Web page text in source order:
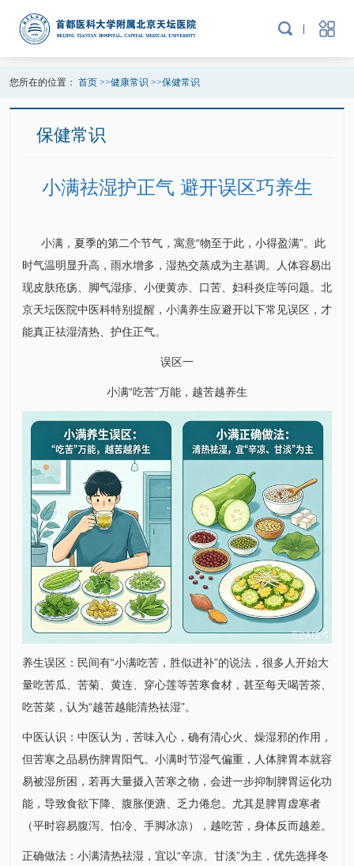
您所在的位置： 首页>>健康常识 >>保健常识
保健常识
小满祛湿护正气 避开误区巧养生
小满，夏季的第二个节气，寓意“物至于此，小得盈满”。此
时气温明显升高，雨水增多，湿热交蒸成为主基调。人体容易出
现皮肤疮疡、脚气湿疹、小便黄赤、口苦、妇科炎症等问题。北
京天坛医院中医科特别提醒，小满养生应避开以下常见误区，才
能真正祛湿清热、护住正气。
误区一
小满“吃苦”万能，越苦越养生
养生误区：民间有“小满吃苦，胜似进补”的说法，很多人开始大
量吃苦瓜、苦菊、黄连、穿心莲等苦寒食材，甚至每天喝苦茶、
吃苦菜，认为“越苦越能清热祛湿”。
中医认识：中医认为，苦味入心，确有清心火、燥湿邪的作用，
但苦寒之品易伤脾胃阳气。小满时节湿气偏重，人体脾胃本就容
易被湿所困，若再大量摄入苦寒之物，会进一步抑制脾胃运化功
能，导致食欲下降、腹胀便溏、乏力倦怠。尤其是脾胃虚寒者
（平时容易腹泻、怕冷、手脚冰凉），越吃苦，身体反而越差。
正确做法：小满清热祛湿，宜以“辛凉、甘淡”为主，优先选择冬